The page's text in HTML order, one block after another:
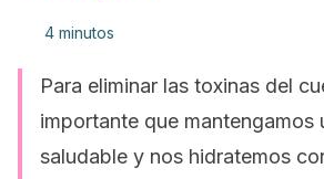
4 minutos
Para eliminar las toxinas del
importante que mantengamos
saludable y nos hidratemos